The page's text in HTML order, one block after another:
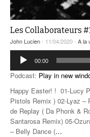
Les Collaborateurs
John Lucien- 11/04/2020 - A la
Lecteur
audio
00:00
Podcast: Play in new
Happy Easter! ! 01-Lucy
Pistols Remix ) 02-Lyaz –
de Replay ( Da Phonk &
Santarosa Remix) 05-
– Belly Dance (…